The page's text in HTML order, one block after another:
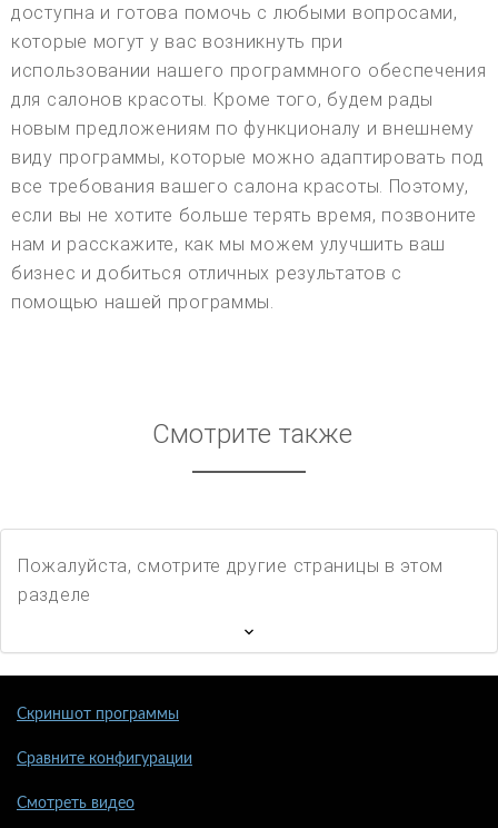
доступна и готова помочь с любыми вопросами,
которые могут у вас возникнуть при
использовании нашего программного обеспечения
для салонов красоты. Кроме того, будем рады
новым предложениям по функционалу и внешнему
виду программы, которые можно адаптировать под
все требования вашего салона красоты. Поэтому,
если вы не хотите больше терять время, позвоните
нам и расскажите, как мы можем улучшить ваш
бизнес и добиться отличных результатов с
помощью нашей программы.
Смотрите также
Пожалуйста, смотрите другие страницы в этом
разделе
Скриншот программы
Сравните конфигурации
Смотреть видео